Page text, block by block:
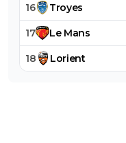
16 Troyes
17 Le Mans
18 Lorient